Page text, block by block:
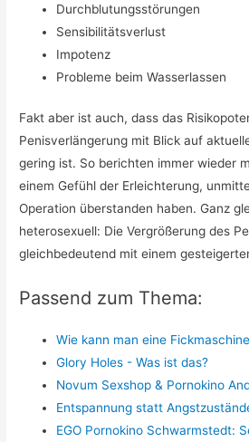
Durchblutungsstörungen
Sensibilitätsverlust
Impotenz
Probleme beim Wasserlassen
Fakt aber ist auch, dass das
Penisverlängerung mit Blick auf
gering ist. So berichten immer wieder
einem Gefühl der Erleichterung,
Operation überstanden haben. Ganz
heterosexuell: Die Vergrößerung des
gleichbedeutend mit einem
Passend zum Thema:
Wie kann man eine
Glory Holes - Was ist das?
Novum Sexshop & Pornokino
Entspannung statt
EGO Pornokino Schwarmstedt: